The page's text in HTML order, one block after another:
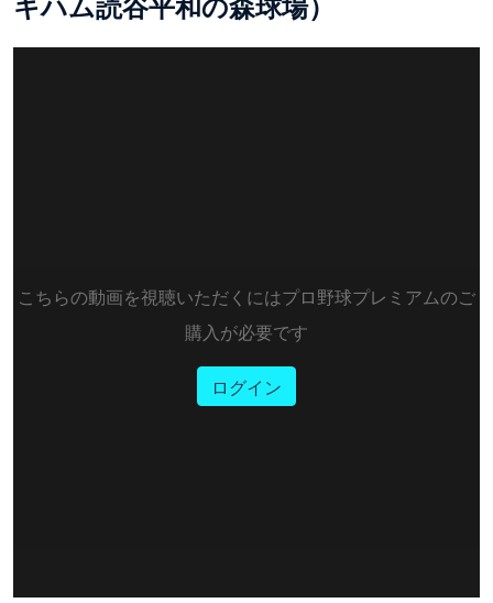
こちらの動画を視聴いただくにはプロ野球プレミアムのご
購入が必要です
ログイン